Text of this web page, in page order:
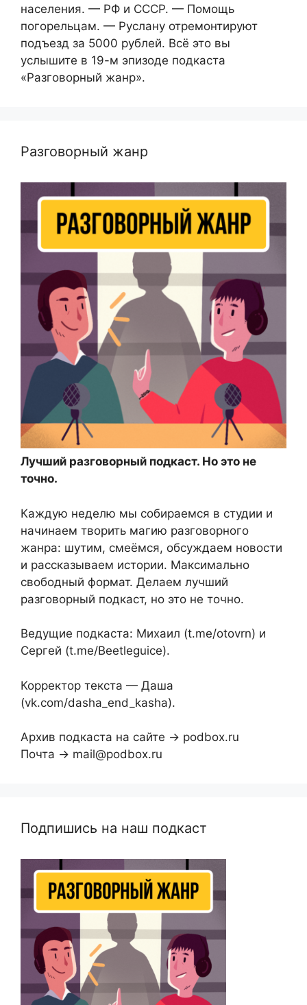
населения. — РФ и СССР. — Помощь
погорельцам. — Руслану отремонтируют
подъезд за 5000 рублей. Всё это вы
услышите в 19-м эпизоде подкаста
«Разговорный жанр».
Разговорный жанр
Лучший разговорный подкаст. Но это не
точно.
Каждую неделю мы собираемся в студии и
начинаем творить магию разговорного
жанра: шутим, смеёмся, обсуждаем новости
и рассказываем истории. Максимально
свободный формат. Делаем лучший
разговорный подкаст, но это не точно.
Ведущие подкаста: Михаил (t.me/otovrn) и
Сергей (t.me/Beetleguice).
Корректор текста — Даша
(vk.com/dasha_end_kasha).
Архив подкаста на сайте → podbox.ru
Почта → mail@podbox.ru
Подпишись на наш подкаст